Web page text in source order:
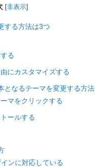
非表示]
する方法は3つ
る
にカスタマイズする
となるテーマを変更する方法
マをクリックする
ールする
ンに対応している